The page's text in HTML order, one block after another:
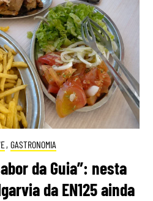
, GASTRONOMIA
da Guia”: nesta
da EN125 ainda